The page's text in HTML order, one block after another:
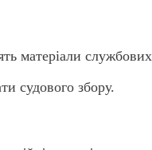
матеріали
судового збору.